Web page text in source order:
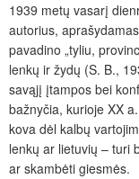
1939 metų vasarį
autorius,
pavadino „tyliu,
lenkų ir žydų (S. B.,
savąjį įtampos bei
bažnyčia, kurioje XX
kova dėl kalbų
lenkų ar lietuvių – turi
ar skambėti giesmės.